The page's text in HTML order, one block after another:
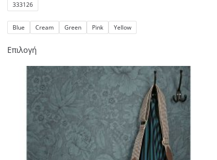
333126
Blue Cream Green Pink Yellow
Επιλογή
προϊόν
έχει
πολλαπλές
παραλλαγές.
Οι
επιλογές
μπορούν
να